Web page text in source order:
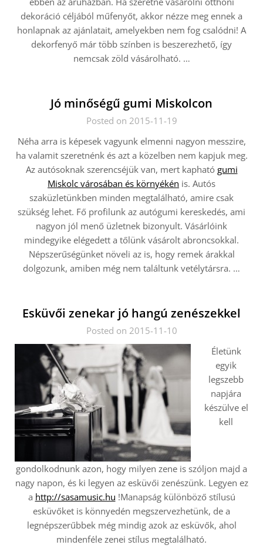
dekoráció céljából műfenyőt, akkor nézze meg ennek a
honlapnak az ajánlatait, amelyekben nem fog csalódni! A
dekorfenyő már több színben is beszerezhető, így
nemcsak zöld vásárolható. …
Jó minőségű gumi Miskolcon
Posted on 2015-11-19
Néha arra is képesek vagyunk elmenni nagyon messzire,
ha valamit szeretnénk és azt a közelben nem kapjuk meg.
Az autósoknak szerencséjük van, mert kapható gumi
Miskolc városában és környékén is. Autós
szaküzletünkben minden megtalálható, amire csak
szükség lehet. Fő profilunk az autógumi kereskedés, ami
nagyon jól menő üzletnek bizonyult. Vásárlóink
mindegyike elégedett a tőlünk vásárolt abroncsokkal.
Népszerűségünket növeli az is, hogy remek árakkal
dolgozunk, amiben még nem találtunk vetélytársra. …
Esküvői zenekar jó hangú zenészekkel
Posted on 2015-11-10
Életünk
egyik
legszebb
napjára
készülve el
kell
gondolkodnunk azon, hogy milyen zene is szóljon majd a
nagy napon, és ki legyen az esküvői zenészünk. Legyen ez
a http://sasamusic.hu !Manapság különböző stílusú
esküvőket is könnyedén megszervezhetünk, de a
legnépszerűbbek még mindig azok az esküvők, ahol
mindenféle zenei stílus megtalálható.